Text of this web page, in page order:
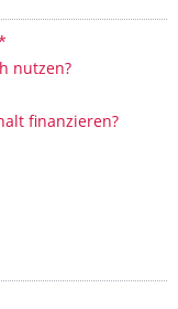
nutzen?
finanzieren?